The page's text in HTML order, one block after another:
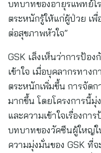
บทบาทของอายุรแพทย์โ
ตระหนักรู้ให้แก่ผู้ป่วย เพื่
ต่อสุขภาพหัวใจ”
GSK เล็งเห็นว่าการป้อ
เข้าใจ เมื่อบุคลากรทาง
ตระหนักเพิ่มขึ้น การจัด
มากขึ้น โดยโครงการนี้มุ่
และความเข้าใจเรื่องกา
บทบาทของวัคซีนผู้ใหญ่ใ
ความมุ่งมั่นของ GSK ที่